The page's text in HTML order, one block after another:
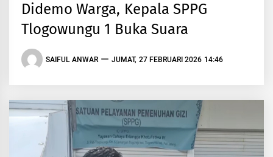
Didemo Warga, Kepala SPPG
Tlogowungu 1 Buka Suara
SAIFUL ANWAR JUMAT, 27 FEBRUARI 2026 14:46